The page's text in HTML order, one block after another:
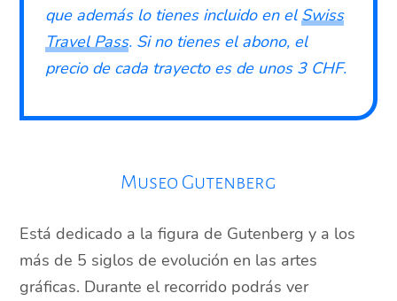
que además lo tienes incluido en el Swiss
Travel Pass. Si no tienes el abono, el
precio de cada trayecto es de unos 3 CHF.
Museo Gutenberg
Está dedicado a la figura de Gutenberg y a los
más de 5 siglos de evolución en las artes
gráficas. Durante el recorrido podrás ver